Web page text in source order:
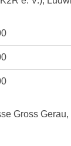
Gross